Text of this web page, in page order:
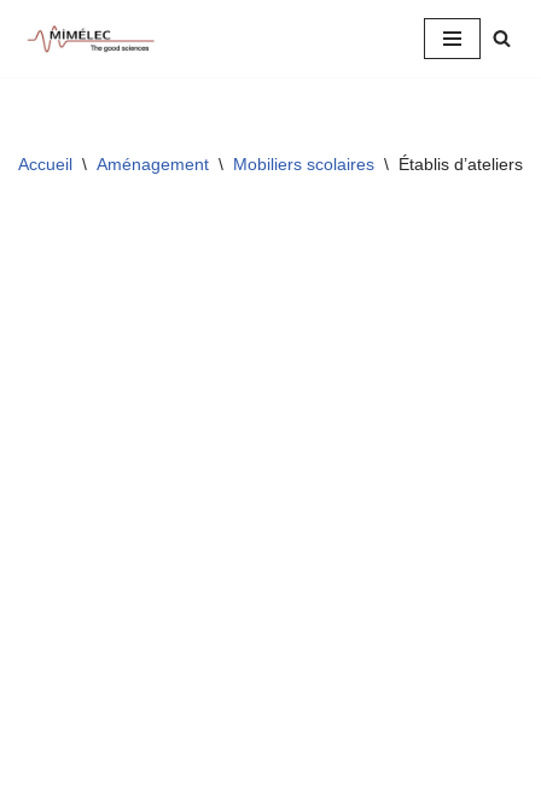
Accueil \ Aménagement \ Mobiliers scolaires \ Établis d’ateliers